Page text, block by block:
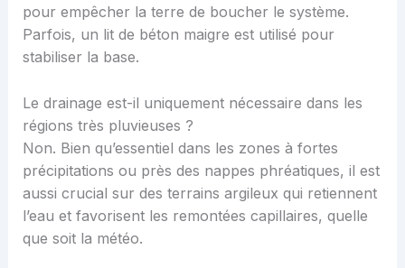
pour empêcher la terre de boucher le système.
Parfois, un lit de béton maigre est utilisé pour
stabiliser la base.
Le drainage est-il uniquement nécessaire dans les
régions très pluvieuses ?
Non. Bien qu’essentiel dans les zones à fortes
précipitations ou près des nappes phréatiques, il est
aussi crucial sur des terrains argileux qui retiennent
l’eau et favorisent les remontées capillaires, quelle
que soit la météo.